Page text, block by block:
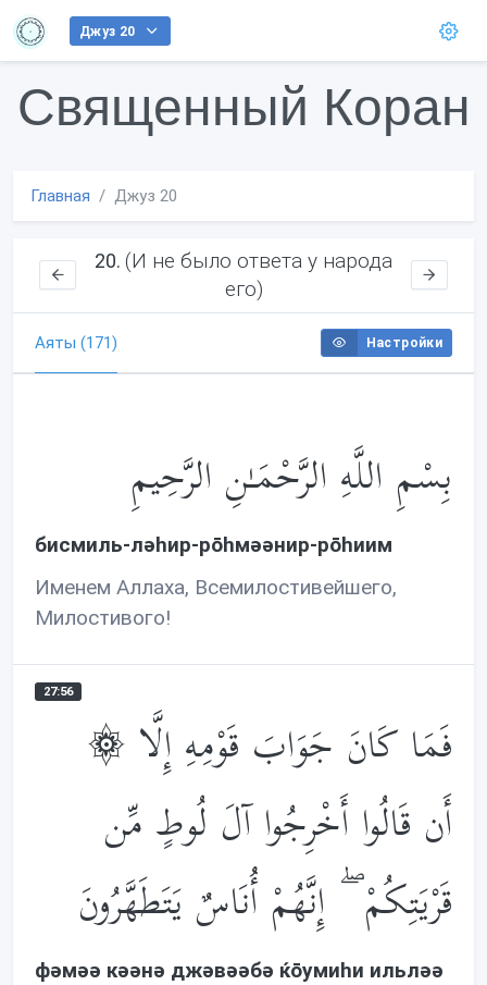
Джуз 20
Священный Коран
Главная Джуз 20
20. (И не было ответа у народа
его)
Аяты (171) Настройки
بِسْمِ اللَّهِ الرَّحْمَـٰنِ الرَّحِيمِ
бисмиль-лəhир-рōhмəəнир-рōhиим
Именем Аллаха, Всемилостивейшего,
Милостивого!
27:56
۞ فَمَا كَانَ جَوَابَ قَوْمِهِ إِلَّا
أَن قَالُوا أَخْرِجُوا آلَ لُوطٍ مِّن
قَرْيَتِكُمْ ۖ إِنَّهُمْ أُنَاسٌ يَتَطَهَّرُونَ
фəмəə кəəнə джəвəəбə ќōумиhи ильлəə